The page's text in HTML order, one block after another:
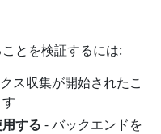
とを検証するには:
ス収集が開始されたこ
する - バックエンドを